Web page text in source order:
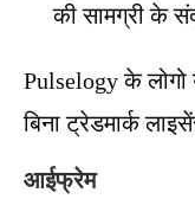
की सामग्री के
Pulselogy के
बिना ट्रेडमार्क
आईफ्रेम